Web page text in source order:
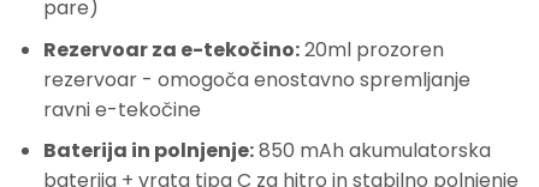
pare)
Rezervoar za e-tekočino:20ml prozoren
rezervoar - omogoča enostavno spremljanje
ravni e-tekočine
Baterija in polnjenje:850 mAh akumulatorska
baterija + vrata tipa C za hitro in stabilno polnjenje